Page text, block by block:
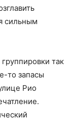
сильным
так
то запасы
Рио